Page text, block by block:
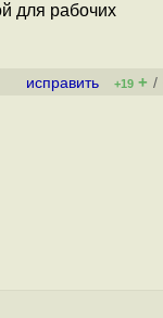
для рабочих
исправить +19 + /